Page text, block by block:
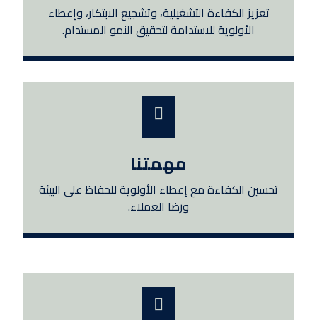
تعزيز الكفاءة التشغيلية، وتشجيع الابتكار، وإعطاء
الأولوية للاستدامة لتحقيق النمو المستدام.
مهمتنا
تحسين الكفاءة مع إعطاء الأولوية للحفاظ على البيئة
ورضا العملاء.